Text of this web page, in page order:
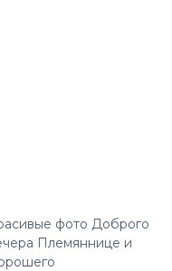
фото Доброго
Племяннице и